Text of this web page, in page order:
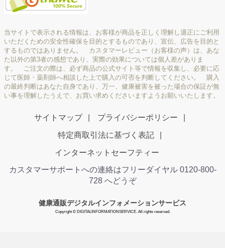
当サイトで表示される情報は、お客様が商品を正しく理解し適正にご利用
いただくための安全性確保を目的とするものであり、宣伝、広告を目的と
するものではありません。 カスタマーレビュー（お客様の声）は、あな
た以外の第3者の感想であり、実際の効果については個人差がありま
す。 ご注文の際は、必ず商品の公式サイト等で情報を収集し、必要に応
じて医師・薬剤師へ相談した上で購入の可否を判断してください。 購入
の最終判断はあなた自身であり、万一、健康被害を被った場合の保証が無
い事を理解したうえで、お買い求めくださいますようお願いいたします。
サイトマップ プライバシーポリシー
特定商取引法に基づく表記
インターネットセーフティー
カスタマーサポートへの連絡はフリーダイヤル 0120-800-
728 へどうぞ
健康通販デジタルインフォメーションサービス
Copyright © DIGITALINFORMATIONSERVICE. All rights reserved.